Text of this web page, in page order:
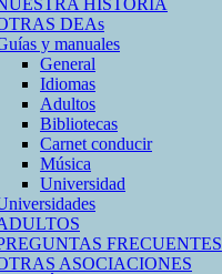
HISTORIA
DEAs
y manuales
General
Idiomas
Adultos
Bibliotecas
Carnet conducir
Música
Universidad
FRECUENTES
ASOCIACIONES